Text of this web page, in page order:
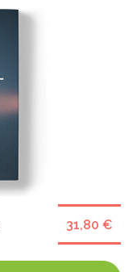
31,80 €